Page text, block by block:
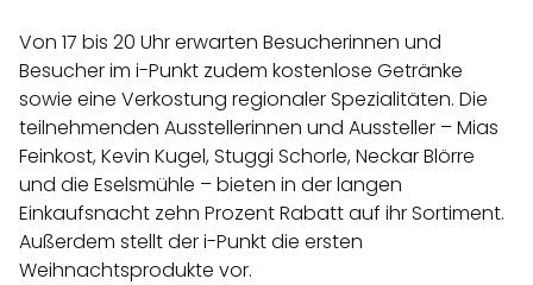
Von 17 bis 20 Uhr erwarten Besucherinnen und
Besucher im i-Punkt zudem kostenlose Getränke
sowie eine Verkostung regionaler Spezialitäten. Die
teilnehmenden Ausstellerinnen und Aussteller – Mias
Feinkost, Kevin Kugel, Stuggi Schorle, Neckar Blörre
und die Eselsmühle – bieten in der langen
Einkaufsnacht zehn Prozent Rabatt auf ihr Sortiment.
Außerdem stellt der i-Punkt die ersten
Weihnachtsprodukte vor.